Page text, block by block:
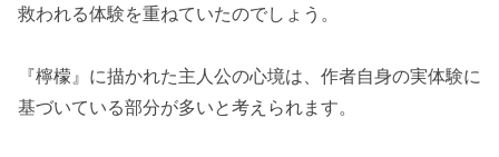
救われる体験を重ねていたのでしょう。
『檸檬』に描かれた主人公の心境は、作者自身の実体験に
基づいている部分が多いと考えられます。